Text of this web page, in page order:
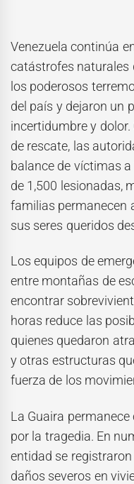
Venezuela continúa
catástrofes naturales
los poderosos
del país y dejaron un
incertidumbre y
de rescate, las
balance de víctimas
de 1,500 lesionadas,
familias permanecen
sus seres queridos
Los equipos de
entre montañas de
encontrar
horas reduce las
quienes quedaron
y otras estructuras
fuerza de los
La Guaira
por la tragedia. En
entidad se
daños severos en